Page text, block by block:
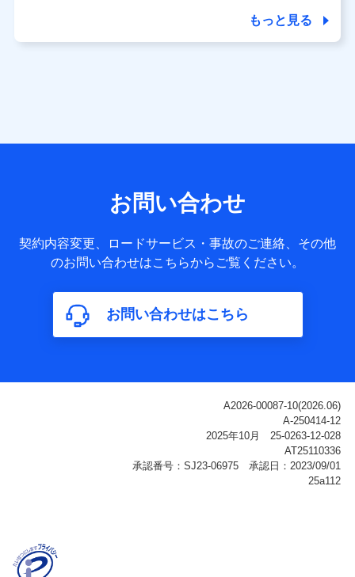
個人データは、こちら の利用目的の範囲内に限って共同利
用します。
サービス提供等を通じて取得した、以下の情報などの個人デ
基本情報
氏名、電話番号、メールアドレス、お客さまの識別子、
属性、連絡先、dポイントサービスのご利用に関する情
構成、住所、dポイント残高、dポイント利用履歴などが
含まれます。
利用情報
ご契約状態・ご利用履歴インターネット利用時の行動に
関する情報、アプリケーション利用時の行動に関する情
報、購入されたサービスや商品の名称・購入場所・決済
に関する情報、アンケートの回答に関する情報などが含
名、住所、生年月日、性別、保険契約者と被保険者の関
係、保険加入の目的、保険商品の内容、保険料、保険料
もっと見る
お問い合わせ
契約内容変更、ロードサービス・事故のご連絡、その他
のお問い合わせはこちらからご覧ください。
お問い合わせはこちら